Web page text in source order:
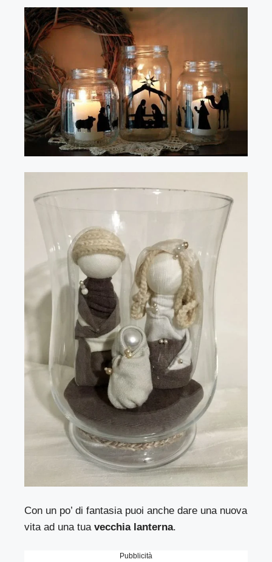
Con un po’ di fantasia puoi anche dare una nuova
vita ad una tuavecchia lanterna.
Pubblicità